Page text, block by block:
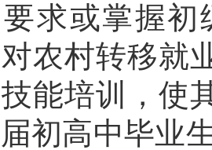
要求或掌握
农村转移就
能培训，使
初高中毕业